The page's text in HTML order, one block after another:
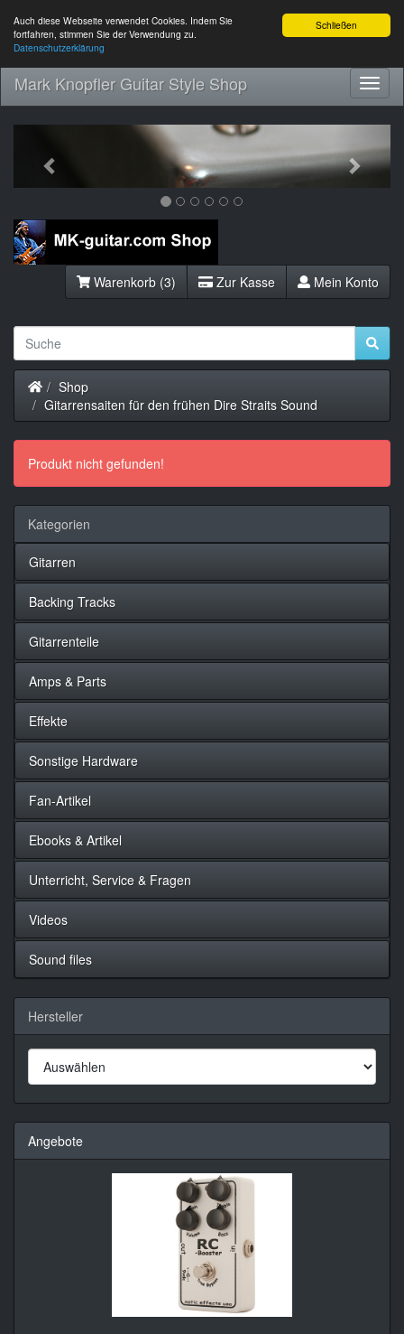
Schließen
Auch diese Webseite verwendet Cookies. Indem Sie
fortfahren, stimmen Sie der Verwendung zu.
Datenschutzerklärung
Mark Knopfler Guitar Style Shop
Warenkorb (3) Zur Kasse Mein Konto
Startseite
Shop
Gitarrensaiten für den frühen Dire Straits Sound
Produkt nicht gefunden!
Kategorien
Gitarren
Backing Tracks
Gitarrenteile
Amps & Parts
Effekte
Sonstige Hardware
Fan-Artikel
Ebooks & Artikel
Unterricht, Service & Fragen
Videos
Sound files
Hersteller
Angebote